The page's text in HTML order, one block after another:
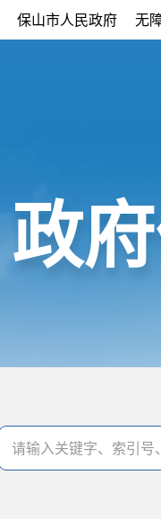
保山市人民政府 无
政